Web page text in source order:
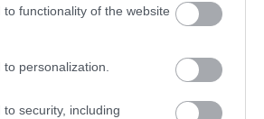
functionality of the website
personalization.
security, including
Επιλογή